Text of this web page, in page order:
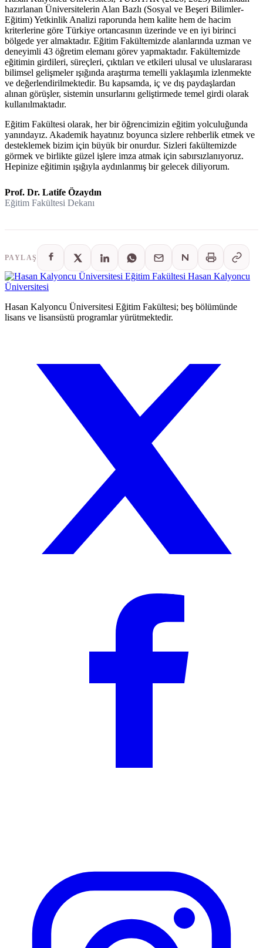
hazırlanan Üniversitelerin Alan Bazlı (Sosyal ve Beşeri Bilimler-
Eğitim) Yetkinlik Analizi raporunda hem kalite hem de hacim
kriterlerine göre Türkiye ortancasının üzerinde ve en iyi birinci
bölgede yer almaktadır. Eğitim Fakültemizde alanlarında uzman ve
deneyimli 43 öğretim elemanı görev yapmaktadır. Fakültemizde
eğitimin girdileri, süreçleri, çıktıları ve etkileri ulusal ve uluslararası
bilimsel gelişmeler ışığında araştırma temelli yaklaşımla izlenmekte
ve değerlendirilmektedir. Bu kapsamda, iç ve dış paydaşlardan
alınan görüşler, sistemin unsurlarını geliştirmede temel girdi olarak
kullanılmaktadır.
Eğitim Fakültesi olarak, her bir öğrencimizin eğitim yolculuğunda
yanındayız. Akademik hayatınız boyunca sizlere rehberlik etmek ve
desteklemek bizim için büyük bir onurdur. Sizleri fakültemizde
görmek ve birlikte güzel işlere imza atmak için sabırsızlanıyoruz.
Hepinize eğitimin ışığıyla aydınlanmış bir gelecek diliyorum.
Prof. Dr. Latife Özaydın
Eğitim Fakültesi Dekanı
PAYLAŞ
Eğitim Fakültesi Hasan Kalyoncu
Üniversitesi
Hasan Kalyoncu Üniversitesi Eğitim Fakültesi; beş bölümünde
lisans ve lisansüstü programlar yürütmektedir.